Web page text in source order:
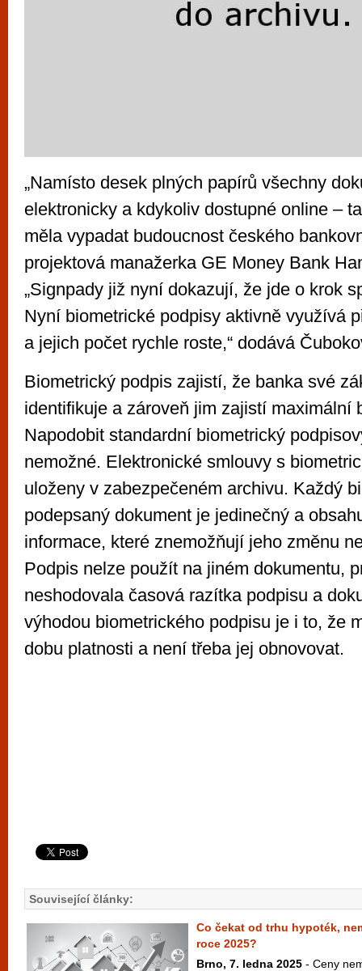
„Namísto desek plných papírů všechny
elektronicky a kdykoliv dostupné online –
měla vypadat budoucnost českého
projektová manažerka GE Money Bank
„Signpady již nyní dokazují, že jde o krok
Nyní biometrické podpisy aktivně využívá
a jejich počet rychle roste,“ dodává
Biometrický podpis zajistí, že banka své
identifikuje a zároveň jim zajistí maximální
Napodobit standardní biometrický
nemožné. Elektronické smlouvy s
uloženy v zabezpečeném archivu. Každý
podepsaný dokument je jedinečný a
informace, které znemožňují jeho změnu
Podpis nelze použít na jiném dokumentu,
neshodovala časová razítka podpisu a
výhodou biometrického podpisu je i to, že
dobu platnosti a není třeba jej obnovovat.
Související články:
Co čekat od trhu hypoték,
roce 2025?
Brno, 7. ledna 2025 - Ceny